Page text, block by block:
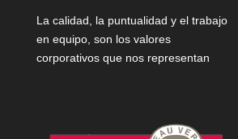
La calidad, la puntualidad y el trabajo
en equipo, son los valores
corporativos que nos representan